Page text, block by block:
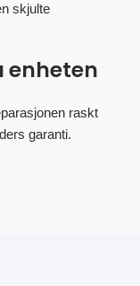
skjulte
enheten
raskt
garanti.